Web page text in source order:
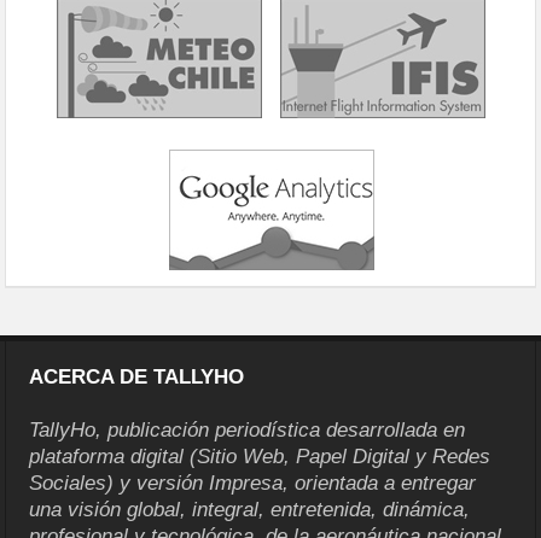
ACERCA DE TALLYHO
TallyHo, publicación periodística desarrollada en
plataforma digital (Sitio Web, Papel Digital y Redes
Sociales) y versión Impresa, orientada a entregar
una visión global, integral, entretenida, dinámica,